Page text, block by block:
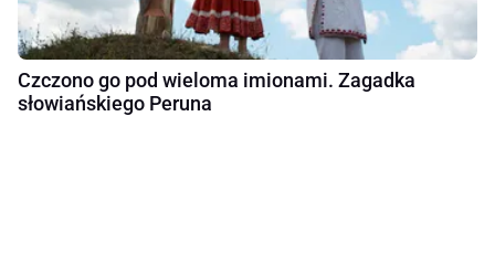
Czczono go pod wieloma imionami. Zagadka
słowiańskiego Peruna